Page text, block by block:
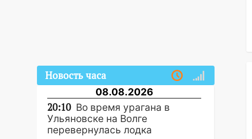
Новость часа
08.08.2026
20:10 Во время урагана в
Ульяновске на Волге
перевернулась лодка